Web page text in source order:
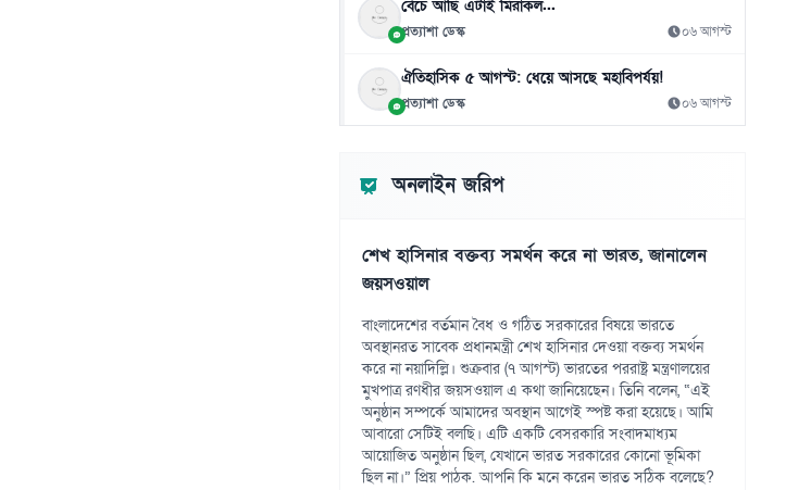
বেঁচে আছি এটাই মিরাকল...
প্রত্যাশা ডেস্ক ০৬ আগস্ট
ঐতিহাসিক ৫ আগস্ট: ধেয়ে আসছে মহাবিপর্যয়!
প্রত্যাশা ডেস্ক ০৬ আগস্ট
অনলাইন জরিপ
শেখ হাসিনার বক্তব্য সমর্থন করে না ভারত, জানালেন
জয়সওয়াল
বাংলাদেশের বর্তমান বৈধ ও গঠিত সরকারের বিষয়ে ভারতে
অবস্থানরত সাবেক প্রধানমন্ত্রী শেখ হাসিনার দেওয়া বক্তব্য সমর্থন
করে না নয়াদিল্লি। শুক্রবার (৭ আগস্ট) ভারতের পররাষ্ট্র মন্ত্রণালয়ের
মুখপাত্র রণধীর জয়সওয়াল এ কথা জানিয়েছেন। তিনি বলেন, “এই
অনুষ্ঠান সম্পর্কে আমাদের অবস্থান আগেই স্পষ্ট করা হয়েছে। আমি
আবারো সেটিই বলছি। এটি একটি বেসরকারি সংবাদমাধ্যম
আয়োজিত অনুষ্ঠান ছিল, যেখানে ভারত সরকারের কোনো ভূমিকা
ছিল না।” প্রিয় পাঠক. আপনি কি মনে করেন ভারত সঠিক বলেছে?